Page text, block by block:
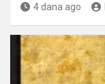
4 dana ago